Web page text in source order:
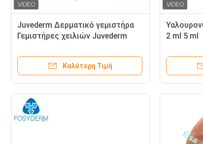
Juvederm Δερματικό γεμιστήρα
Γεμιστήρες χειλιών Juvederm
Linked HA γεμιστήρα
Καλύτερη Τιμή
2 ml 5 ml